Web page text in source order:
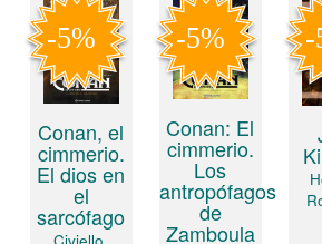
Conan, el
cimmerio.
El dios en
el
sarcófago
Civiello,
Conan: El
cimmerio.
Los
antropófagos
de
Zamboula